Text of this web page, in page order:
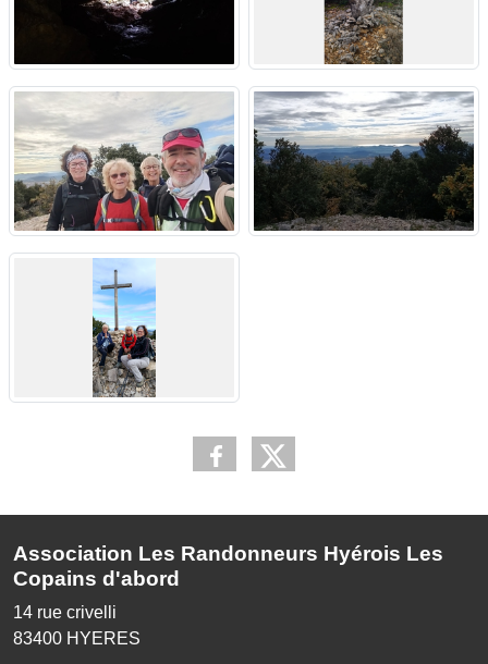
Association Les Randonneurs Hyérois Les
Copains d'abord
14 rue crivelli
83400 HYERES